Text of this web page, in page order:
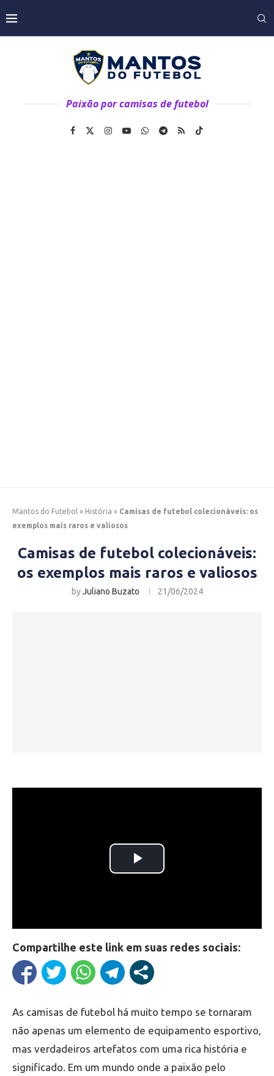
Paixão por camisas de futebol
Mantos do Futebol » História » Camisas de futebol colecionáveis: os
exemplos mais raros e valiosos
Camisas de futebol colecionáveis:
os exemplos mais raros e valiosos
byJuliano Buzato 21/06/2024
Compartilhe este link em suas redes sociais:
As camisas de futebol há muito tempo se tornaram
não apenas um elemento de equipamento esportivo,
mas verdadeiros artefatos com uma rica história e
significado. Em um mundo onde a paixão pelo